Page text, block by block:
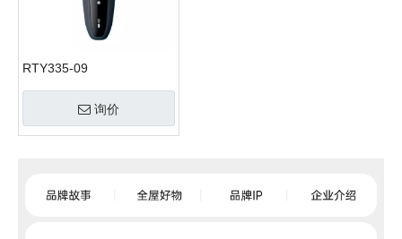
RTY335-09
询价